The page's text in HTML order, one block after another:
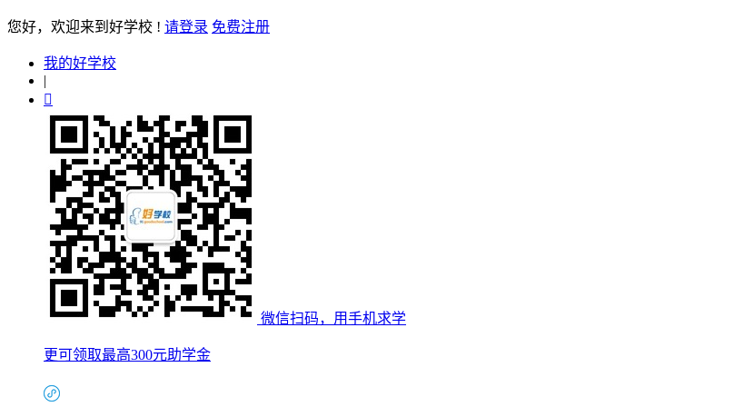
您好，欢迎来到好学校 ! 请登录 免费注册
我的好学校
|

微信扫码，用手机求学
更可领取最高300元助学金